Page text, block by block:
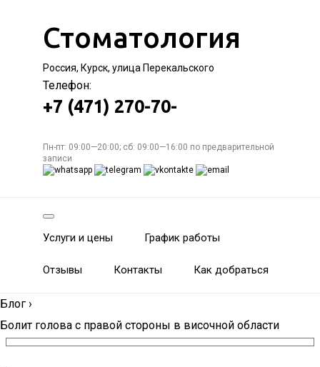
Стоматология
Россия, Курск, улица Перекальского
Телефон:
+7 (471) 270-70-
Пн-пт: 09:00—20:00; сб: 09:00—16:00 по предварительной
записи
Услуги и цены График работы
Отзывы Контакты Как добраться
Блог ›
Болит голова с правой стороны в височной области